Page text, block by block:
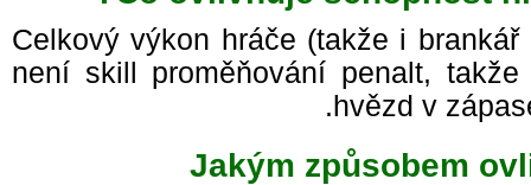
Celkový výkon hráče (takže i
není skill proměňování penalt,
hvězd v
Jakým způsobem